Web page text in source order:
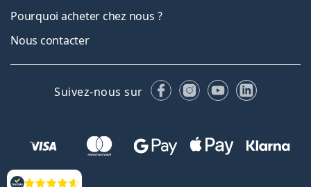
Pourquoi acheter chez nous ?
Nous contacter
Suivez-nous sur FacebookInstagram
YouTubeLinkedIn